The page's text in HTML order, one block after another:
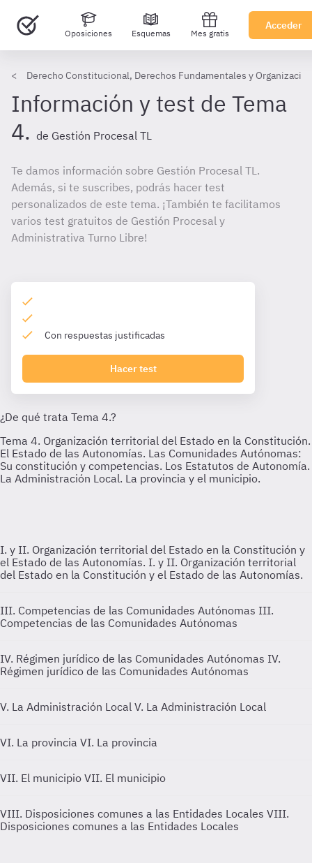
Oposiciones Esquemas Mes gratis
Acceder
Derecho Constitucional, Derechos Fundamentales y
Información y test de Tema
4. de Gestión Procesal TL
Te damos información sobre Gestión Procesal TL.
Además, si te suscribes, podrás hacer test
personalizados de este tema. ¡También te facilitamos
varios test gratuitos de Gestión Procesal y
Administrativa Turno Libre!
Con respuestas justificadas
Hacer test
I. y II. Organización territorial del Estado en la Constitución y
el Estado de las Autonomías. I. y II. Organización territorial
del Estado en la Constitución y el Estado de las Autonomías.
III. Competencias de las Comunidades Autónomas III.
Competencias de las Comunidades Autónomas
IV. Régimen jurídico de las Comunidades Autónomas IV.
Régimen jurídico de las Comunidades Autónomas
V. La Administración Local V. La Administración Local
VI. La provincia VI. La provincia
VII. El municipio VII. El municipio
VIII. Disposiciones comunes a las Entidades Locales VIII.
Disposiciones comunes a las Entidades Locales